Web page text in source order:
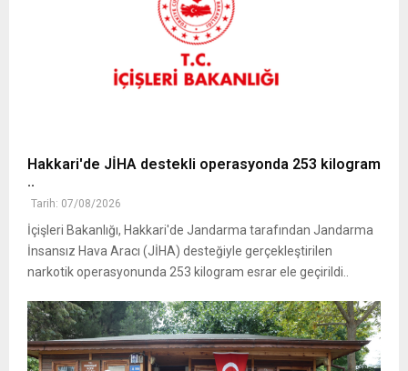
Hakkari'de JİHA destekli operasyonda 253 kilogram
..
Tarih: 07/08/2026
İçişleri Bakanlığı, Hakkari'de Jandarma tarafından Jandarma
İnsansız Hava Aracı (JİHA) desteğiyle gerçekleştirilen
narkotik operasyonunda 253 kilogram esrar ele geçirildi..